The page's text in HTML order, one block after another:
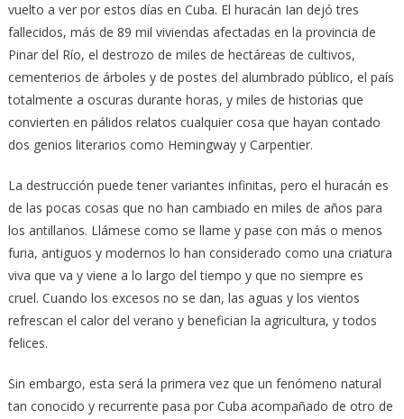
vuelto a ver por estos días en Cuba. El huracán Ian dejó tres
fallecidos, más de 89 mil viviendas afectadas en la provincia de
Pinar del Río, el destrozo de miles de hectáreas de cultivos,
cementerios de árboles y de postes del alumbrado público, el país
totalmente a oscuras durante horas, y miles de historias que
convierten en pálidos relatos cualquier cosa que hayan contado
dos genios literarios como Hemingway y Carpentier.
La destrucción puede tener variantes infinitas, pero el huracán es
de las pocas cosas que no han cambiado en miles de años para
los antillanos. Llámese como se llame y pase con más o menos
furia, antiguos y modernos lo han considerado como una criatura
viva que va y viene a lo largo del tiempo y que no siempre es
cruel. Cuando los excesos no se dan, las aguas y los vientos
refrescan el calor del verano y benefician la agricultura, y todos
felices.
Sin embargo, esta será la primera vez que un fenómeno natural
tan conocido y recurrente pasa por Cuba acompañado de otro de